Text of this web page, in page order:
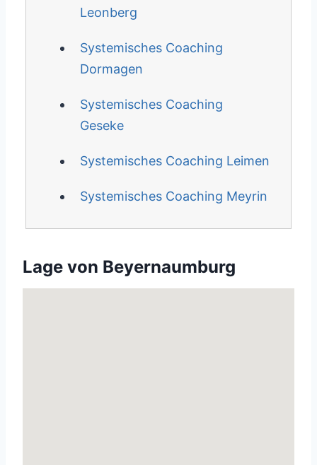
Leonberg
Systemisches Coaching
Dormagen
Systemisches Coaching
Geseke
Systemisches Coaching Leimen
Systemisches Coaching Meyrin
Lage von Beyernaumburg